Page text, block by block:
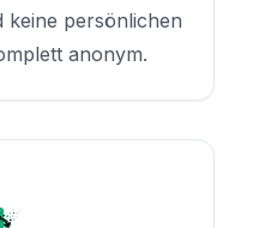
keine persönlichen
anonym.